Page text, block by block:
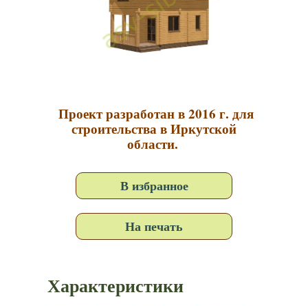
Проект разработан в 2016 г. для
строительства в Иркутской
области.
В избранное
На печать
Характеристики